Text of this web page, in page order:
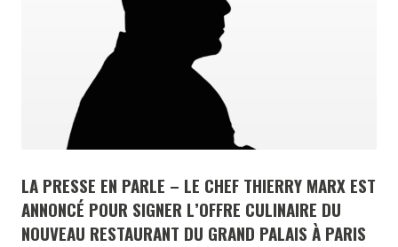
LA PRESSE EN PARLE – LE CHEF THIERRY MARX EST
ANNONCÉ POUR SIGNER L’OFFRE CULINAIRE DU
NOUVEAU RESTAURANT DU GRAND PALAIS À PARIS